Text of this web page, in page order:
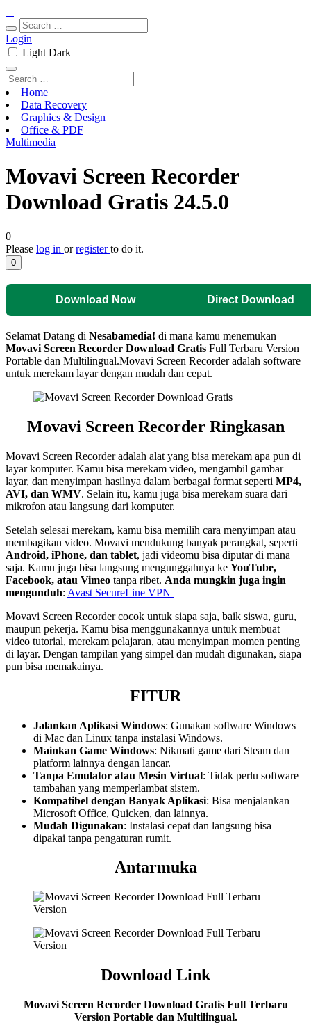
Login
Light Dark
Home
Data Recovery
Graphics & Design
Office & PDF
Multimedia
Movavi Screen Recorder
Download Gratis 24.5.0
0
Please log in orregisterto do it.
0
Download Now Direct Download
Selamat Datang di Nesabamedia! di mana kamu menemukan
Movavi Screen Recorder Download Gratis Full Terbaru Version
Portable dan Multilingual.Movavi Screen Recorder adalah software
untuk merekam layar dengan mudah dan cepat.
Movavi Screen Recorder Ringkasan
Movavi Screen Recorder adalah alat yang bisa merekam apa pun di
layar komputer. Kamu bisa merekam video, mengambil gambar
layar, dan menyimpan hasilnya dalam berbagai format seperti MP4,
AVI, dan WMV. Selain itu, kamu juga bisa merekam suara dari
mikrofon atau langsung dari komputer.
Setelah selesai merekam, kamu bisa memilih cara menyimpan atau
membagikan video. Movavi mendukung banyak perangkat, seperti
Android, iPhone, dan tablet, jadi videomu bisa diputar di mana
saja. Kamu juga bisa langsung mengunggahnya ke YouTube,
Facebook, atau Vimeo tanpa ribet. Anda mungkin juga ingin
mengunduh: Avast SecureLine VPN
Movavi Screen Recorder cocok untuk siapa saja, baik siswa, guru,
maupun pekerja. Kamu bisa menggunakannya untuk membuat
video tutorial, merekam pelajaran, atau menyimpan momen penting
di layar. Dengan tampilan yang simpel dan mudah digunakan, siapa
pun bisa memakainya.
FITUR
Jalankan Aplikasi Windows: Gunakan software Windows
di Mac dan Linux tanpa instalasi Windows.
Mainkan Game Windows: Nikmati game dari Steam dan
platform lainnya dengan lancar.
Tanpa Emulator atau Mesin Virtual: Tidak perlu software
tambahan yang memperlambat sistem.
Kompatibel dengan Banyak Aplikasi: Bisa menjalankan
Microsoft Office, Quicken, dan lainnya.
Mudah Digunakan: Instalasi cepat dan langsung bisa
dipakai tanpa pengaturan rumit.
Antarmuka
Download Link
Movavi Screen Recorder Download Gratis Full Terbaru
Version Portable dan Multilingual.